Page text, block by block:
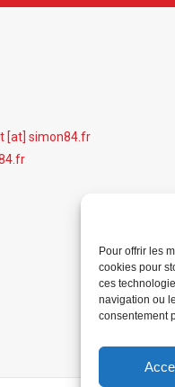
Pour offrir les
cookies pour
ces
navigation ou
consentement
[at] simon84.fr